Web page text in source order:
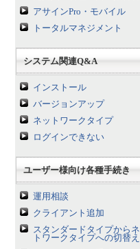
アサインPro・モバイル
トータルマネジメント
システム関連Q&A
インストール
バージョンアップ
ネットワークタイプ
ログインできない
ユーザー様向け各種手続き
運用相談
クライアント追加
スタンダードタイプから
トワークタイプへの切替え